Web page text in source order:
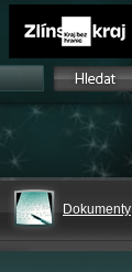
Dokumenty